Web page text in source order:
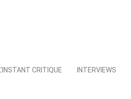
L’INSTANT CRITIQUE INTERVIEWS